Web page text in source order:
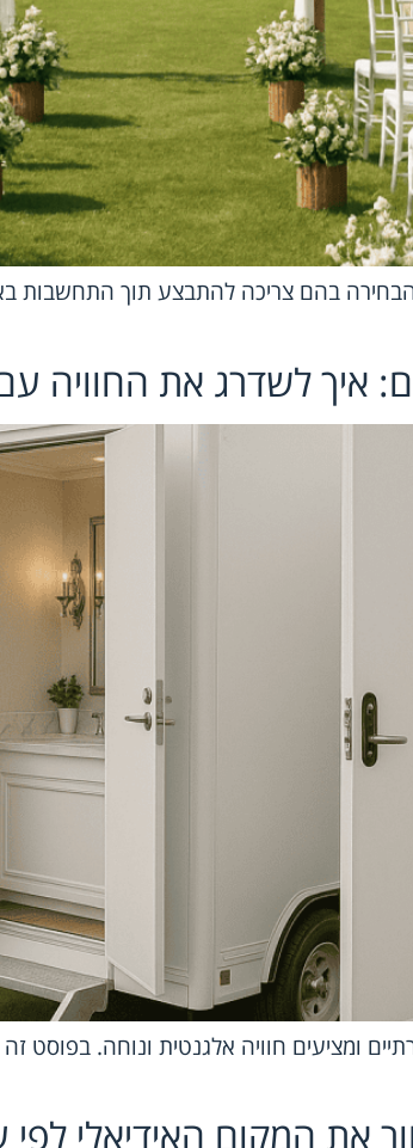
בהם צריכה להתבצע תוך התחשבות
איך לשדרג את החוויה
ומציעים חוויה אלגנטית ונוחה. בפוסט
את המקום האידיאלי